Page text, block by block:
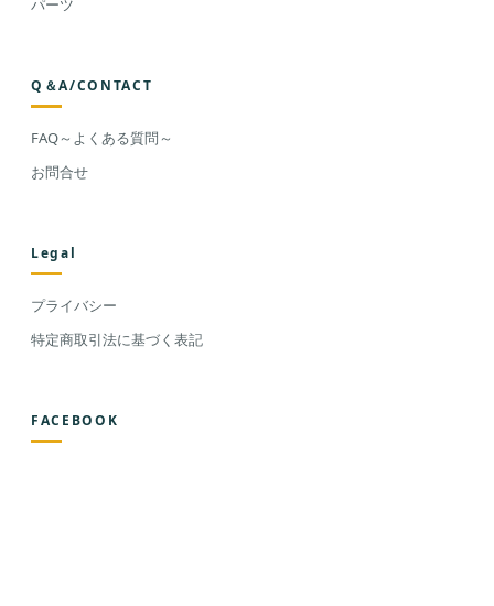
パーツ
Q＆A/CONTACT
FAQ～よくある質問～
お問合せ
Legal
プライバシー
特定商取引法に基づく表記
FACEBOOK